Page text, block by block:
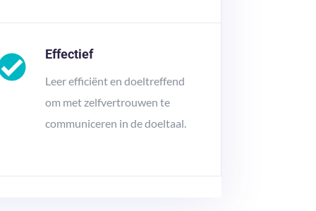
Effectief
Leer efficiënt en doeltreffend
om met zelfvertrouwen te
communiceren in de doeltaal.